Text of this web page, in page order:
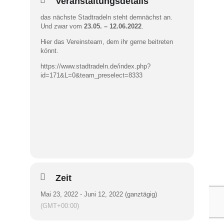
das nächste Stadtradeln steht demnächst an.
Und zwar vom 23.05. – 12.06.2022.
Hier das Vereinsteam, dem ihr gerne beitreten
könnt.
https://www.stadtradeln.de/index.php?
id=171&L=0&team_preselect=8333
Zeit
Mai 23, 2022 - Juni 12, 2022 (ganztägig)
(GMT+00:00)